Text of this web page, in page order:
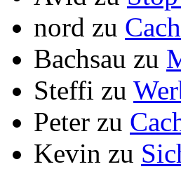
nord zu
Bachsau zu
Steffi zu
Peter zu
Kevin zu